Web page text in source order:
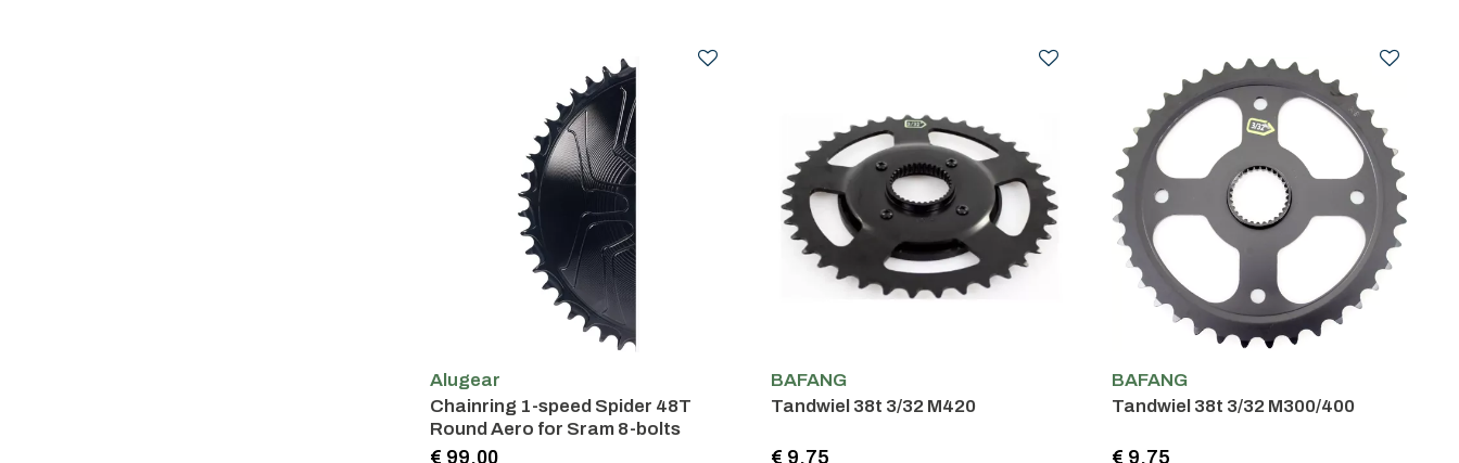
Alugear
Chainring 1-speed Spider 48T
Round Aero for Sram 8-bolts
€ 99.00
BAFANG
Tandwiel 38t 3/32 M420
€ 9.75
BAFANG
Tandwiel 38t 3/32 M300/400
€ 9.75